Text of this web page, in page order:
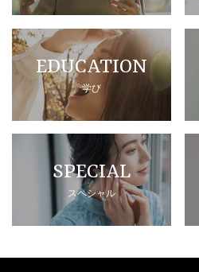
EDUCATION
学び
SPECIAL
スペシャル